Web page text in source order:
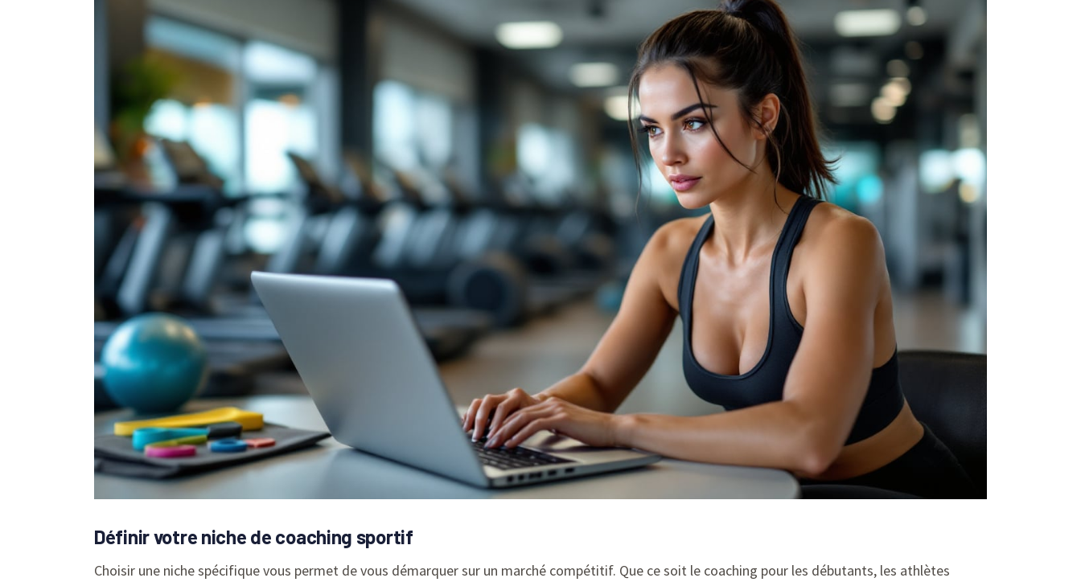
Définir votre niche de coaching sportif
Choisir une niche spécifique vous permet de vous démarquer sur un marché compétitif. Que ce soit le coaching pour les débutants, les athlètes